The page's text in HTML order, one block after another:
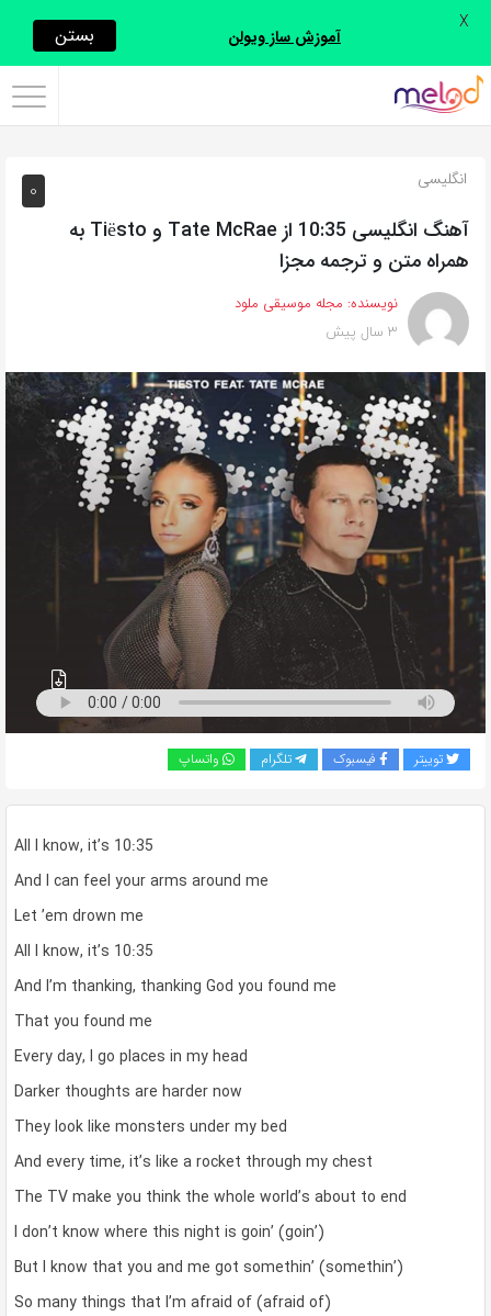
اشتراک
با
روش‌های
زیر
این
صفحه
را
دوستان
خود
به
اشتراک
بگذارید.
لینک
0 انگلیسی
آهنگ انگلیسی 10:35 از Tate McRae و Tiësto به
همراه متن و ترجمه مجزا
نویسنده: مجله موسیقی ملود
3 سال پیش
توییتر فیسبوک تلگرام واتساپ
All I know, it’s 10:35
And I can feel your arms around me
Let ’em drown me
All I know, it’s 10:35
And I’m thanking, thanking God you found me
That you found me
Every day, I go places in my head
Darker thoughts are harder now
They look like monsters under my bed
And every time, it’s like a rocket through my chest
The TV make you think the whole world’s about to end
I don’t know where this night is goin’ (goin’)
But I know that you and me got somethin’ (somethin’)
So many things that I’m afraid of (afraid of)
آموزش ساز ویولن بستن X